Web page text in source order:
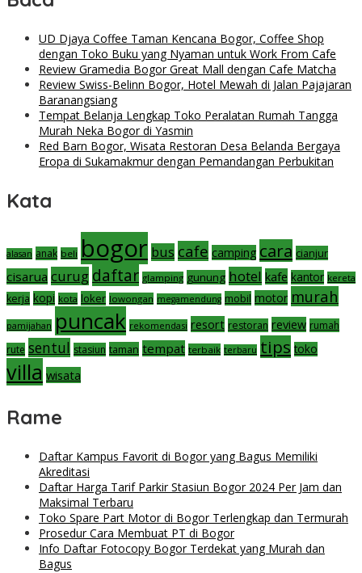
UD Djaya Coffee Taman Kencana Bogor, Coffee Shop
dengan Toko Buku yang Nyaman untuk Work From Cafe
Review Gramedia Bogor Great Mall dengan Cafe Matcha
Review Swiss-Belinn Bogor, Hotel Mewah di Jalan Pajajaran
Baranangsiang
Tempat Belanja Lengkap Toko Peralatan Rumah Tangga
Murah Neka Bogor di Yasmin
Red Barn Bogor, Wisata Restoran Desa Belanda Bergaya
Eropa di Sukamakmur dengan Pemandangan Perbukitan
Kata
alasan anak beli bogor bus cafe camping cara cianjur
cisarua curug daftar glamping gunung hotel kafe kantor kereta
kerja kopi kota loker lowongan megamendung mobil motor murah
pamijahan puncak rekomendasi resort restoran review rumah
rute sentul stasiun taman tempat terbaik terbaru tips toko
villa wisata
Rame
Daftar Kampus Favorit di Bogor yang Bagus Memiliki
Akreditasi
Daftar Harga Tarif Parkir Stasiun Bogor 2024 Per Jam dan
Maksimal Terbaru
Toko Spare Part Motor di Bogor Terlengkap dan Termurah
Prosedur Cara Membuat PT di Bogor
Info Daftar Fotocopy Bogor Terdekat yang Murah dan
Bagus